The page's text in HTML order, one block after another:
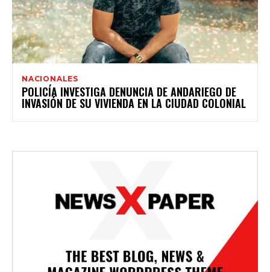
NACIONALES
POLICÍA INVESTIGA DENUNCIA DE ANDARIEGO DE
INVASIÓN DE SU VIVIENDA EN LA CIUDAD COLONIAL